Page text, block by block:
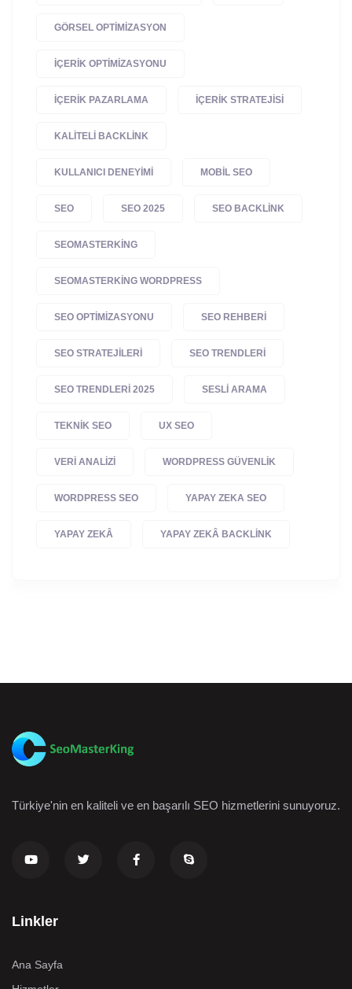
GÖRSEL OPTIMIZASYON
IÇERIK OPTIMIZASYONU
IÇERIK PAZARLAMA IÇERIK STRATEJISI
KALITELI BACKLINK
KULLANICI DENEYIMI MOBIL SEO
SEO SEO 2025 SEO BACKLINK
SEOMASTERKING
SEOMASTERKING WORDPRESS
SEO OPTIMIZASYONU SEO REHBERI
SEO STRATEJILERI SEO TRENDLERI
SEO TRENDLERI 2025 SESLI ARAMA
TEKNIK SEO UX SEO
VERI ANALIZI WORDPRESS GÜVENLIK
WORDPRESS SEO YAPAY ZEKA SEO
YAPAY ZEKÂ YAPAY ZEKÂ BACKLINK
Türkiye'nin en kaliteli ve en başarılı SEO hizmetlerini sunuyoruz.
Linkler
Ana Sayfa